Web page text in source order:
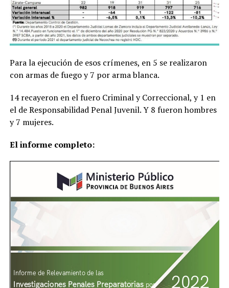
Para la ejecución de esos crímenes, en 5 se realizaron
con armas de fuego y 7 por arma blanca.
14 recayeron en el fuero Criminal y Correccional, y 1 en
el de Responsabilidad Penal Juvenil. Y 8 fueron hombres
y 7 mujeres.
El informe completo: